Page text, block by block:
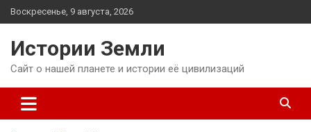
Перейти
к
Воскресенье, 9 августа, 2026
Истории Земли
Сайт о нашей планете и истории её цивилизаций